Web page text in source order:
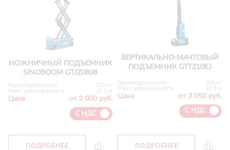
НОЖНИЧНЫЙ ПОДЪЕМНИК
SINOBOOM GTJZ0808
Грузоподъемность
250 кг
Макс. рабочая высота
10.1 м
Цена от 2 000 руб.
С НДС
ПОДРОБНЕЕ
ВЕРТИКАЛЬНО-МАЧТОВЫЙ
ПОДЪЕМНИК GTTZ10EJ
Грузоподъемность
200 кг
Макс. рабочая высота
10.3 м
Цена от 3 050 руб.
С НДС
ПОДРОБНЕЕ